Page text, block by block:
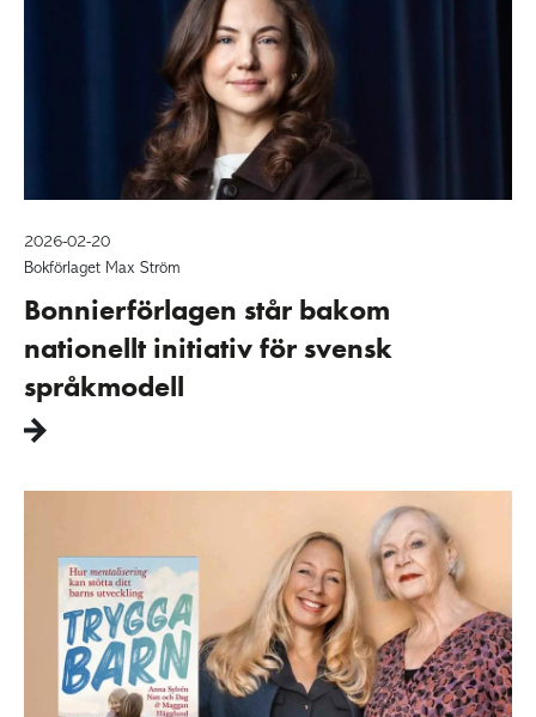
2026-02-20
Bokförlaget Max Ström
Bonnierförlagen står bakom
nationellt initiativ för svensk
språkmodell